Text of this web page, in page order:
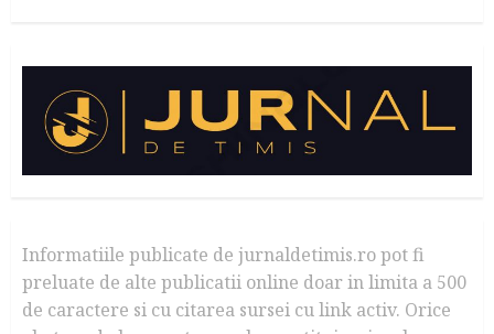
Informatiile publicate de jurnaldetimis.ro pot fi
preluate de alte publicatii online doar in limita a 500
de caractere si cu citarea sursei cu link activ. Orice